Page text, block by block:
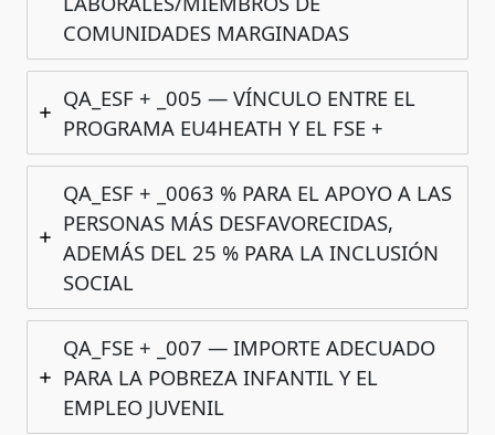
COMUNIDADES MARGINADAS
QA_ESF + _005 — VÍNCULO ENTRE EL
PROGRAMA EU4HEATH Y EL FSE +
QA_ESF + _0063 % PARA EL APOYO A LAS
PERSONAS MÁS DESFAVORECIDAS,
ADEMÁS DEL 25 % PARA LA INCLUSIÓN
SOCIAL
QA_FSE + _007 — IMPORTE ADECUADO
PARA LA POBREZA INFANTIL Y EL
EMPLEO JUVENIL